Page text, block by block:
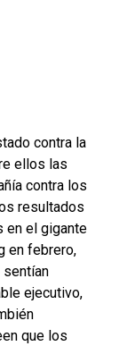
contra la
ellos las
contra los
resultados
en el gigante
en febrero,
ejecutivo,
que los